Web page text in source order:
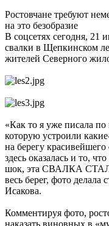
Ростовчане требуют
на это безобразие
В соцсетях сегодня, 21
свалки в Щепкинском
жителей Северного
«Как то я уже писала по
которую устроили
на берегу красивейшего
здесь оказалась и то,
шок, эта СВАЛКА
весь берег, фото делала
Исакова.
Комментируя фото,